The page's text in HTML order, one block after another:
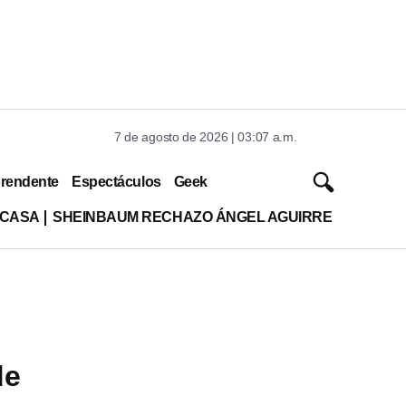
7 de agosto de 2026 | 03:07 a.m.
Espectáculos Geek
SHEINBAUM RECHAZO ÁNGEL AGUIRRE